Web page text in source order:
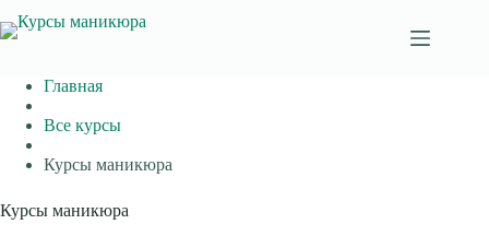
к
Главная
Все курсы
Курсы маникюра
Курсы маникюра